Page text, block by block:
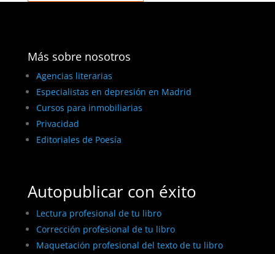
Más sobre nosotros
Agencias literarias
Especialistas en depresión en Madrid
Cursos para inmobiliarias
Privacidad
Editoriales de Poesía
Autopublicar con éxito
Lectura profesional de tu libro
Corrección profesional de tu libro
Maquetación profesional del texto de tu libro